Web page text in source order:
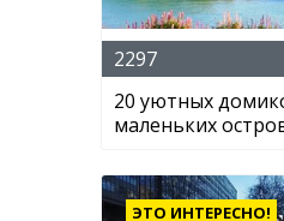
2297
20 уютных
маленьких
ЭТО ИНТЕРЕСНО!